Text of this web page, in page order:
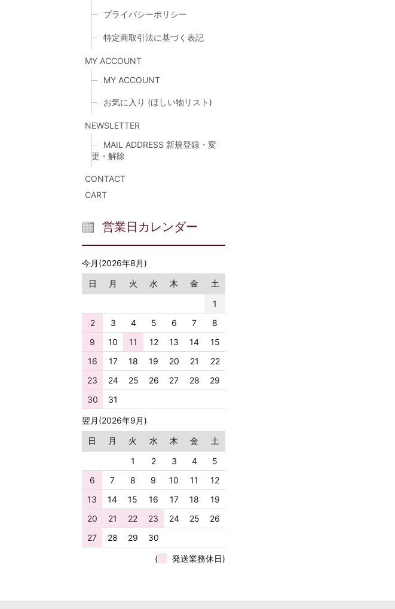
プライバシーポリシー
特定商取引法に基づく表記
MY ACCOUNT
MY ACCOUNT
お気に入り (ほしい物リスト)
NEWSLETTER
MAIL ADDRESS 新規登録・変
更・解除
CONTACT
CART
営業日カレンダー
今月(2026年8月)
日
月 火 水 木 金
土
1
2
3 4 5 6 7
8
9
10 11 12 13 14
15
16
17 18 19 20 21
22
23
24 25 26 27 28
29
30
31
翌月(2026年9月)
日
月 火 水 木 金
土
1
2 3 4
5
6
7 8 9 10 11
12
13
14 15 16 17 18
19
20
21 22 23 24 25
26
27
28 29 30
( 発送業務休日)